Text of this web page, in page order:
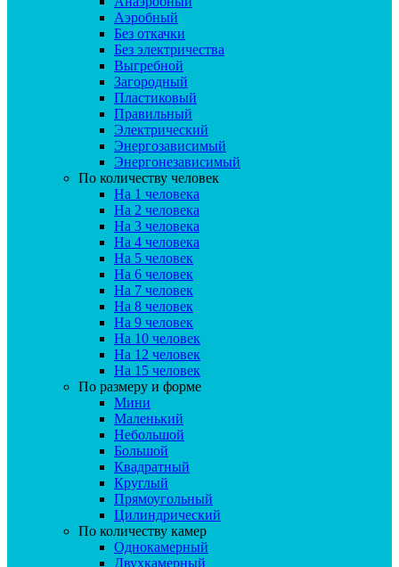
Аэробный
Без откачки
Без электричества
Выгребной
Загородный
Пластиковый
Правильный
Электрический
Энергозависимый
Энергонезависимый
По количеству человек
На 1 человека
На 2 человека
На 3 человека
На 4 человека
На 5 человек
На 6 человек
На 7 человек
На 8 человек
На 9 человек
На 10 человек
На 12 человек
На 15 человек
По размеру и форме
Мини
Маленький
Небольшой
Большой
Квадратный
Круглый
Прямоугольный
Цилиндрический
По количеству камер
Однокамерный
Двухкамерный